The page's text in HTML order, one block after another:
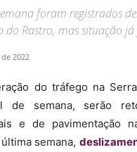
foram registrados
do Rastro, mas situação
2022
do tráfego na
de semana, serão
e de pavimentação
semana,